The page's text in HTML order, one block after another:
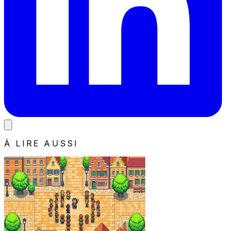
À LIRE AUSSI